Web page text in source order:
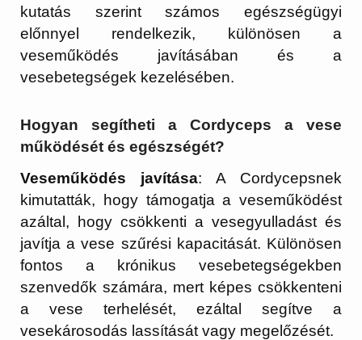
kutatás szerint számos egészségügyi
előnnyel rendelkezik, különösen a
veseműködés javításában és a
vesebetegségek kezelésében.
Hogyan segítheti a Cordyceps a vese
működését és egészségét?
Veseműködés javítása: A Cordycepsnek
kimutatták, hogy támogatja a veseműködést
azáltal, hogy csökkenti a vesegyulladást és
javítja a vese szűrési kapacitását. Különösen
fontos a krónikus vesebetegségekben
szenvedők számára, mert képes csökkenteni
a vese terhelését, ezáltal segítve a
vesekárosodás lassítását vagy megelőzését.